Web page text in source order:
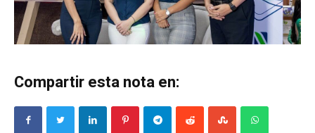
Compartir esta nota en: